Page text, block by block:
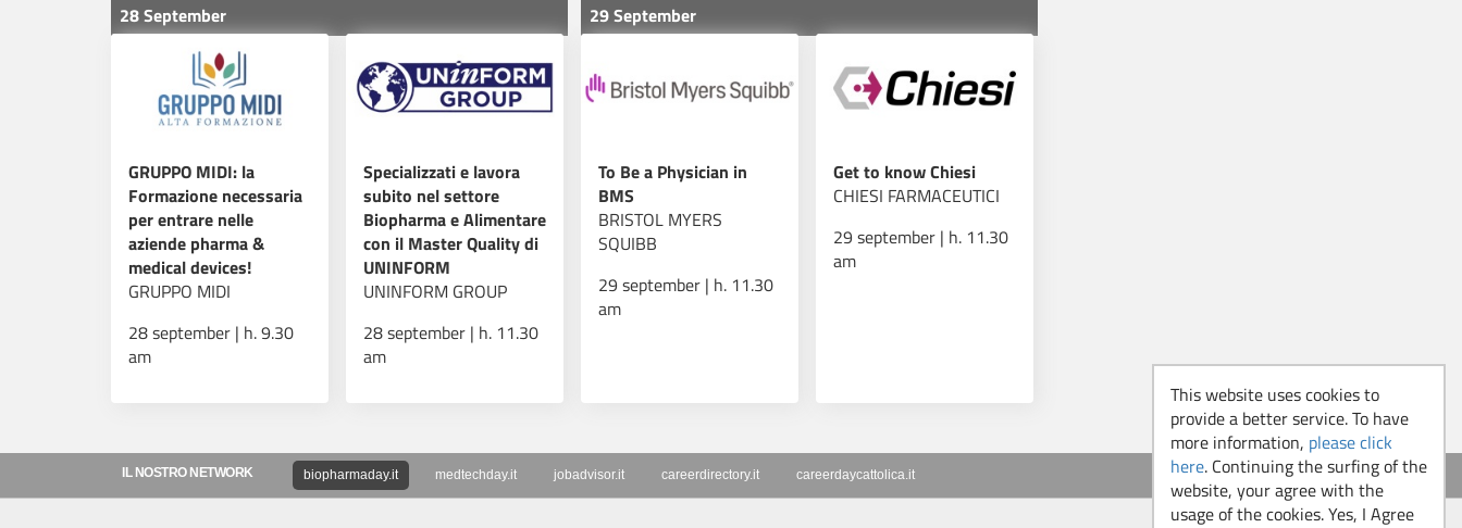
28 September 29 September
GRUPPO MIDI: la
Formazione necessaria
per entrare nelle
aziende pharma &
medical devices!
GRUPPO MIDI
28 september | h. 9.30
am
Specializzati e lavora
subito nel settore
Biopharma e Alimentare
con il Master Quality di
UNINFORM
UNINFORM GROUP
28 september | h. 11.30
am
To Be a Physician in
BMS
BRISTOL MYERS
SQUIBB
29 september | h. 11.30
am
Get to know Chiesi
CHIESI FARMACEUTICI
29 september | h. 11.30
am
IL NOSTRO NETWORK biopharmaday.it medtechday.it jobadvisor.it careerdirectory.it careerdaycattolica.it
This website uses cookies to
provide a better service. To have
more information, please click
here. Continuing the surfing of the
website, your agree with the
usage of the cookies. Yes, I Agree